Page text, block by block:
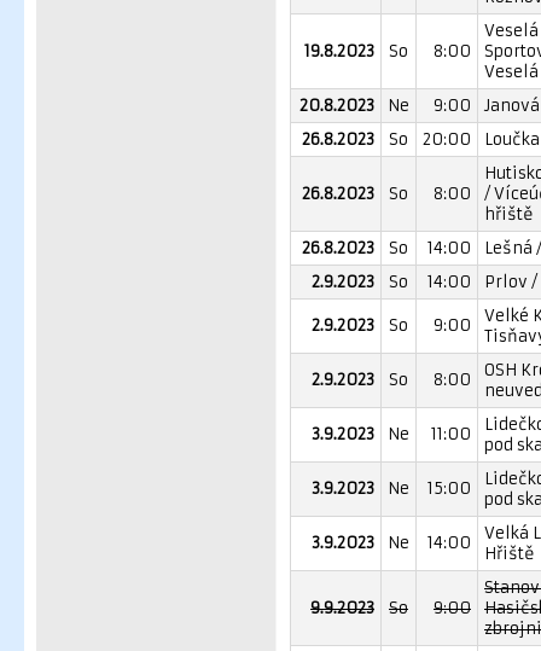
19.8.2023 So 8:00
Veselá
20.8.2023
Ne 9:00
26.8.2023
So 20:00
26.8.2023 So 8:00
/
hřiště
26.8.2023
So 14:00
Lešná
2.9.2023
So 14:00 Prlov
2.9.2023 So 9:00
Velké
2.9.2023 So 8:00
OSH
3.9.2023 Ne 11:00
pod
3.9.2023 Ne 15:00
pod
3.9.2023 Ne 14:00
Velká
Hřiště
9.9.2023 So 9:00